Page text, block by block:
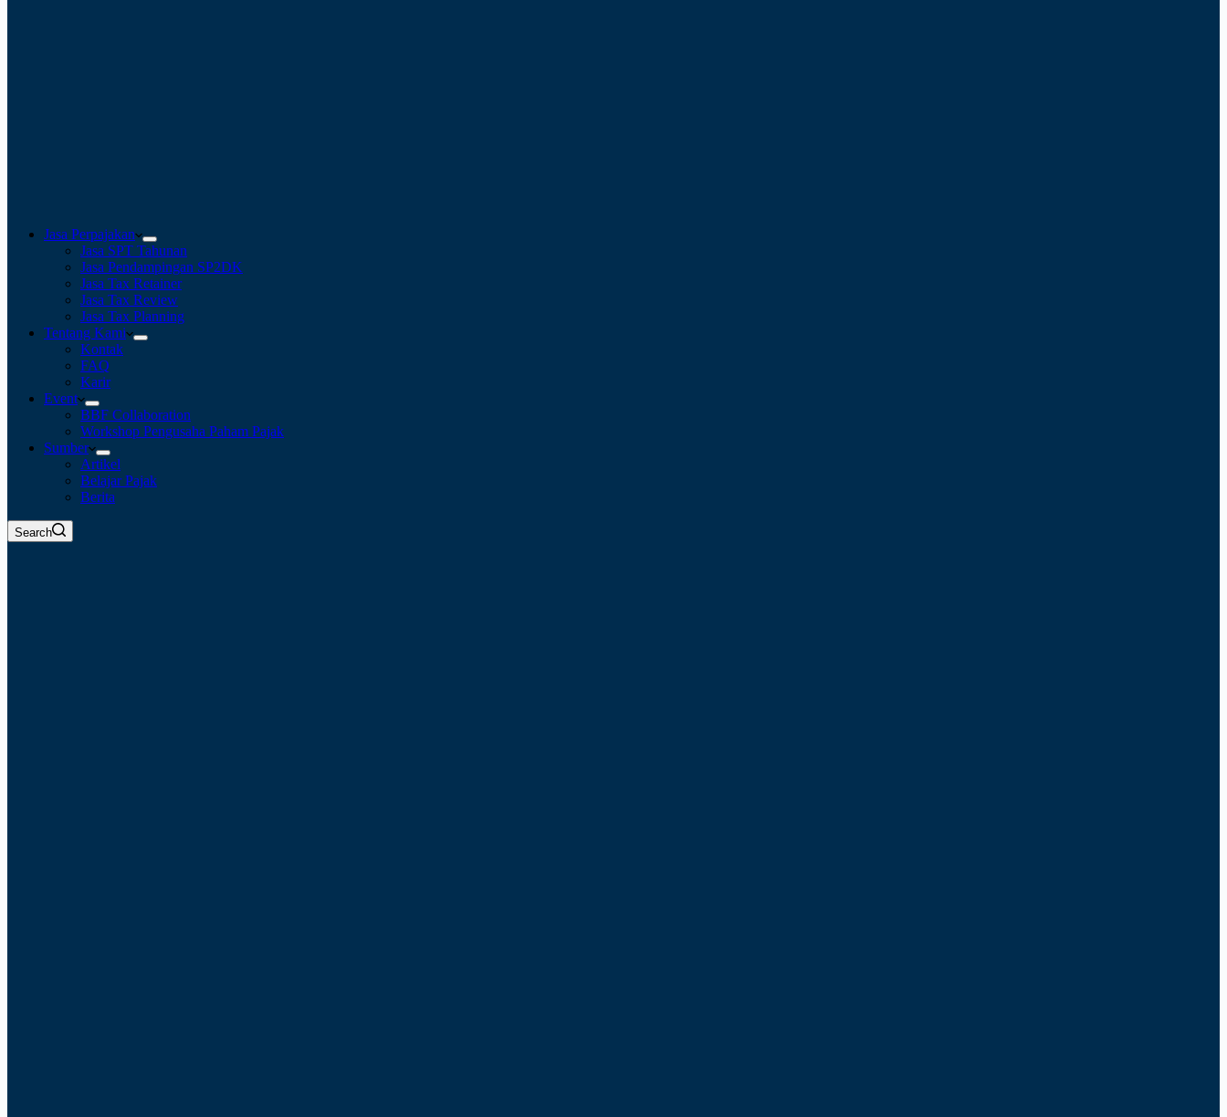
Jasa Perpajakan
Jasa SPT Tahunan
Jasa Pendampingan SP2DK
Jasa Tax Retainer
Jasa Tax Review
Jasa Tax Planning
Tentang Kami
Kontak
FAQ
Karir
Event
BBF Collaboration
Workshop Pengusaha Paham Pajak
Sumber
Artikel
Belajar Pajak
Berita
Search